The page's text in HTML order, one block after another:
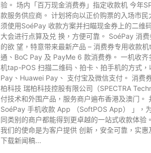
验。 场内「百万现⾦消费券」指定收款机 今年
款服务供应商。 计划将向以正价购票的入场市
须使⽤SoéPay 收款⽅案并扫瞄现⾦券上的⼆维
⼤会进⾏点算及兑 换，⽅便可靠。 SoéPay 消
的欲 望，特意带来最新产品 – 消费券专⽤收款
通、BoC Pay 及 PayMe 6 款消费券。 ⼀机收
机tap-POS 扫描⼆维码、拍卡、拍⼿机的⽅式
Pay、Huawei Pay、 ⽀付宝及微信⽀付。 消费
柏科技 瑞柏科技控股有限公司（SPECTRA
付技术和外围产品，服务商户遍布香港及澳⻔
SoéPay ⼿机收款 App （SoftPOS App） 」，
同类别的商户都能得到更卓越的⼀站式收款体
我们的使命是为客户提供 创新，安全可靠，实
下载新闻稿